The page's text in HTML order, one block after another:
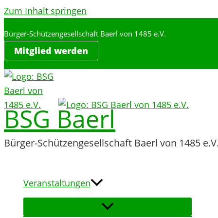
Zum Inhalt springen
Bürger-Schützengesellschaft Baerl von 1485 e.V.
Mitglied werden
BSG Baerl
Bürger-Schützengesellschaft Baerl von 1485
Veranstaltungen